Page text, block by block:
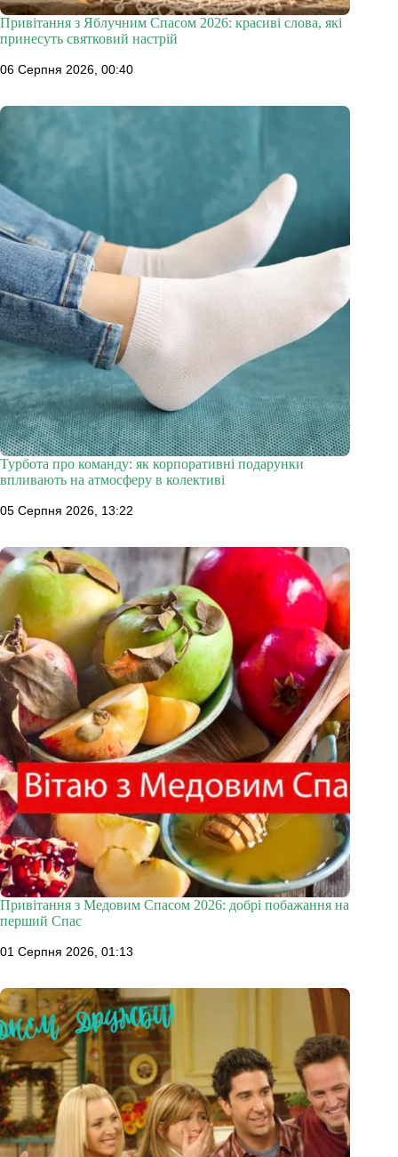
Привітання з Яблучним Спасом 2026: красиві слова, які
принесуть святковий настрій
06 Серпня 2026, 00:40
Турбота про команду: як корпоративні подарунки
впливають на атмосферу в колективі
05 Серпня 2026, 13:22
Привітання з Медовим Спасом 2026: добрі побажання на
перший Спас
01 Серпня 2026, 01:13